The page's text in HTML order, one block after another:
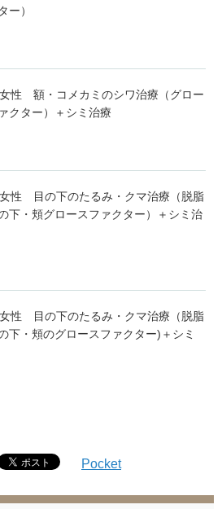
ー）
性 額・コメカミのシワ治療（グロー
クター）＋シミ治療
性 目の下のたるみ・クマ治療（脱脂
下・頬グロースファクター）＋シミ治
性 目の下のたるみ・クマ治療（脱脂
下・頬のグロースファクター)＋シミ
Pocket